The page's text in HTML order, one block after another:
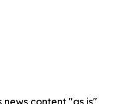
news content "as is"